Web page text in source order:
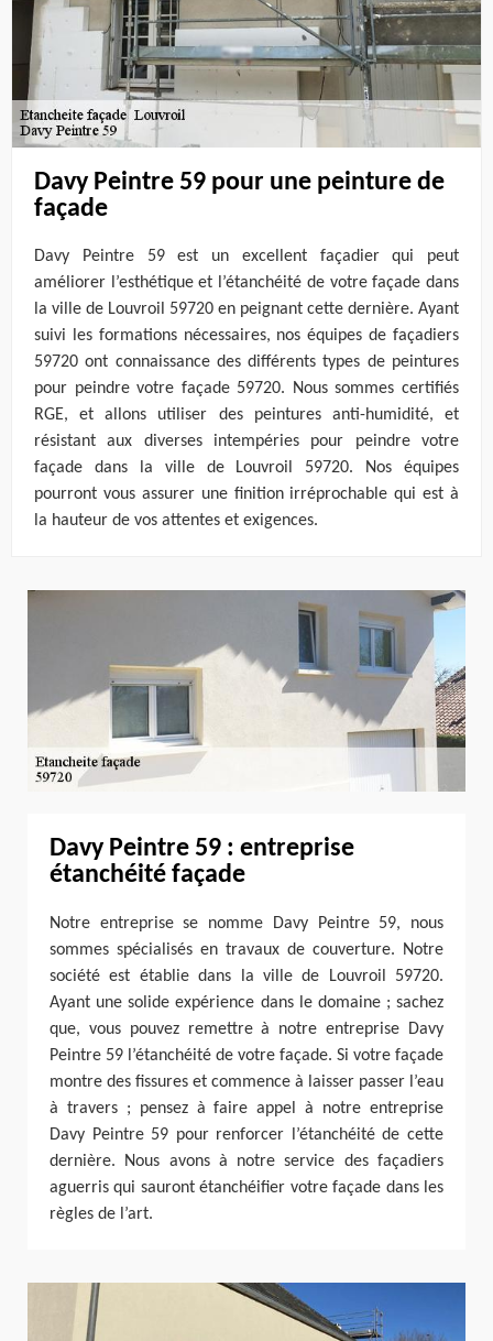
Davy Peintre 59 pour une peinture de
façade
Davy Peintre 59 est un excellent façadier qui peut
améliorer l’esthétique et l’étanchéité de votre façade dans
la ville de Louvroil 59720 en peignant cette dernière. Ayant
suivi les formations nécessaires, nos équipes de façadiers
59720 ont connaissance des différents types de peintures
pour peindre votre façade 59720. Nous sommes certifiés
RGE, et allons utiliser des peintures anti-humidité, et
résistant aux diverses intempéries pour peindre votre
façade dans la ville de Louvroil 59720. Nos équipes
pourront vous assurer une finition irréprochable qui est à
la hauteur de vos attentes et exigences.
Davy Peintre 59 : entreprise
étanchéité façade
Notre entreprise se nomme Davy Peintre 59, nous
sommes spécialisés en travaux de couverture. Notre
société est établie dans la ville de Louvroil 59720.
Ayant une solide expérience dans le domaine ; sachez
que, vous pouvez remettre à notre entreprise Davy
Peintre 59 l’étanchéité de votre façade. Si votre façade
montre des fissures et commence à laisser passer l’eau
à travers ; pensez à faire appel à notre entreprise
Davy Peintre 59 pour renforcer l’étanchéité de cette
dernière. Nous avons à notre service des façadiers
aguerris qui sauront étanchéifier votre façade dans les
règles de l’art.